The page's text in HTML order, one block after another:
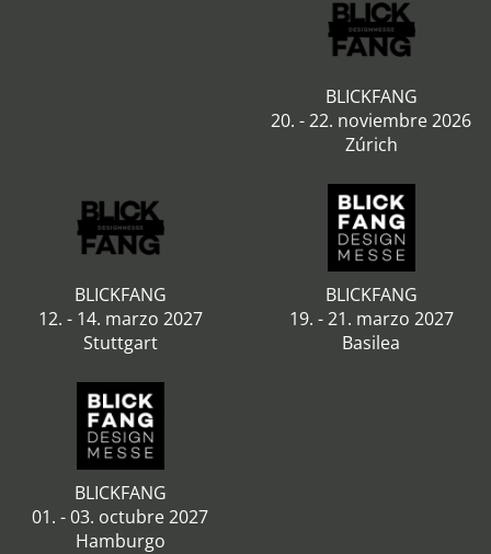
BLICKFANG
20. - 22. noviembre 2026
Zúrich
BLICKFANG
12. - 14. marzo 2027
Stuttgart
BLICKFANG
19. - 21. marzo 2027
Basilea
BLICKFANG
01. - 03. octubre 2027
Hamburgo